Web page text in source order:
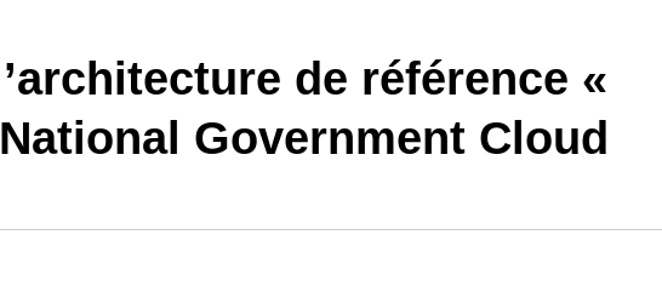
de référence «
Government Cloud